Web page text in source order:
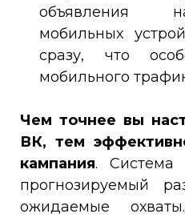
объявления
мобильных
сразу, что
мобильного
Чем точнее вы
ВК, тем
кампания. Система
прогнозируемый
ожидаемые